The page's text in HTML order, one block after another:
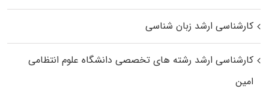
کارشناسی ارشد زبان شناسی
کارشناسی ارشد رﺷﺘﻪ ﻫﺎی تخصصی داﻧﺸﮕﺎه ﻋﻠﻮم انتظامی
اﻣﻴﻦ